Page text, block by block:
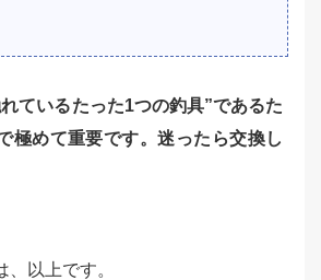
ているたった1つの釣具”であるた
極めて重要です。迷ったら交換し
、以上です。